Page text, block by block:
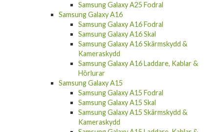
Samsung Galaxy A25 Fodral
Samsung Galaxy A16
Samsung Galaxy A16 Fodral
Samsung Galaxy A16 Skal
Samsung Galaxy A16 Skärmskydd &
Kameraskydd
Samsung Galaxy A16 Laddare, Kablar &
Hörlurar
Samsung Galaxy A15
Samsung Galaxy A15 Fodral
Samsung Galaxy A15 Skal
Samsung Galaxy A15 Skärmskydd &
Kameraskydd